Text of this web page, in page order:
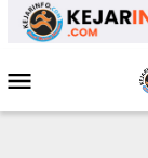
Loncat
Mobile